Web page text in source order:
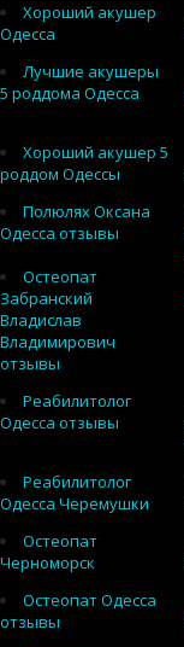
Хороший акушер
Одесса
Лучшие акушеры
5 роддома Одесса
Хороший акушер 5
роддом Одессы
Полюлях Оксана
Одесса отзывы
Остеопат
Забранский
Владислав
Владимирович
отзывы
Реабилитолог
Одесса отзывы
Реабилитолог
Одесса Черемушки
Остеопат
Черноморск
Остеопат Одесса
отзывы